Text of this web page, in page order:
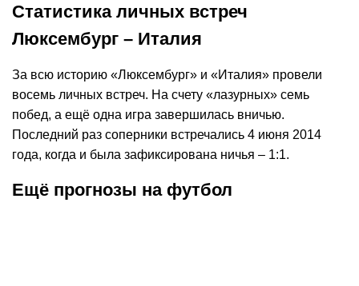
Статистика личных встреч
Люксембург – Италия
За всю историю «Люксембург» и «Италия» провели
восемь личных встреч. На счету «лазурных» семь
побед, а ещё одна игра завершилась вничью.
Последний раз соперники встречались 4 июня 2014
года, когда и была зафиксирована ничья – 1:1.
Ещё прогнозы на футбол